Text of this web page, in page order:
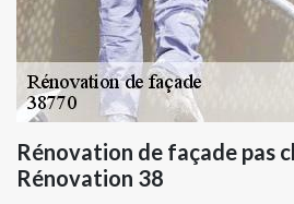
Rénovation de façade pas
Rénovation 38